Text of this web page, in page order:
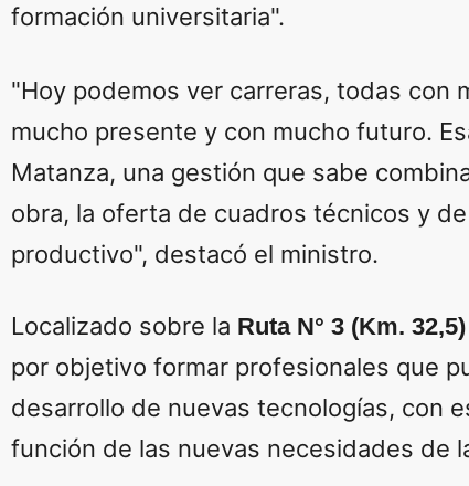
formación universitaria".
"Hoy podemos ver carreras, todas con
mucho presente y con mucho futuro.
Matanza, una gestión que sabe
obra, la oferta de cuadros técnicos y
productivo", destacó el ministro.
Localizado sobre la Ruta N° 3 (Km.
por objetivo formar profesionales que
desarrollo de nuevas tecnologías, con
función de las nuevas necesidades de